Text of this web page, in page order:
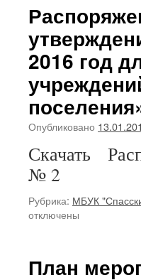
2016 год
Опубликовано
Скачать
№ 2
Рубрика: МБУК
отключены
План